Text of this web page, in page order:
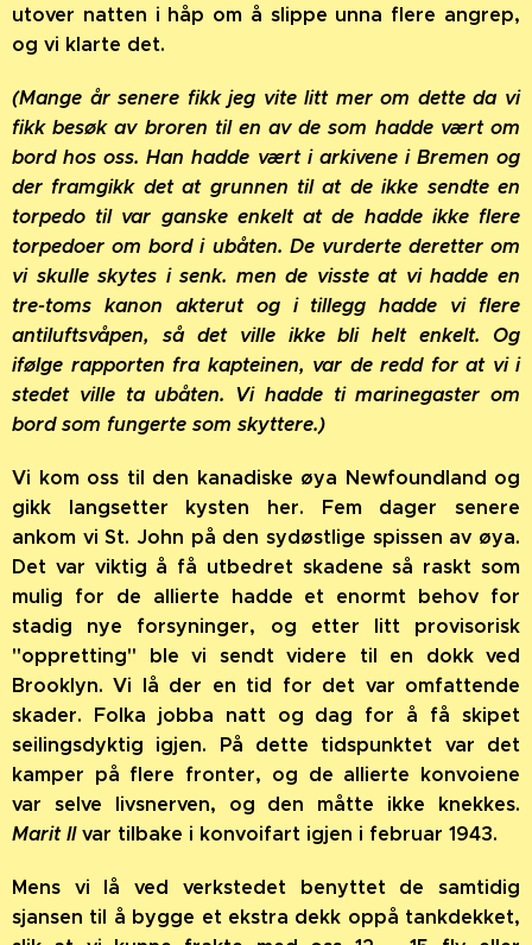
utover natten i håp om å slippe unna flere angrep,
og vi klarte det.
(Mange år senere fikk jeg vite litt mer om dette da vi
fikk besøk av broren til en av de som hadde vært om
bord hos oss. Han hadde vært i arkivene i Bremen og
der framgikk det at grunnen til at de ikke sendte en
torpedo til var ganske enkelt at de hadde ikke flere
torpedoer om bord i ubåten. De vurderte deretter om
vi skulle skytes i senk. men de visste at vi hadde en
tre-toms kanon akterut og i tillegg hadde vi flere
antiluftsvåpen, så det ville ikke bli helt enkelt. Og
ifølge rapporten fra kapteinen, var de redd for at vi i
stedet ville ta ubåten. Vi hadde ti marinegaster om
bord som fungerte som skyttere.)
Vi kom oss til den kanadiske øya Newfoundland og
gikk langsetter kysten her. Fem dager senere
ankom vi St. John på den sydøstlige spissen av øya.
Det var viktig å få utbedret skadene så raskt som
mulig for de allierte hadde et enormt behov for
stadig nye forsyninger, og etter litt provisorisk
"oppretting" ble vi sendt videre til en dokk ved
Brooklyn. Vi lå der en tid for det var omfattende
skader. Folka jobba natt og dag for å få skipet
seilingsdyktig igjen. På dette tidspunktet var det
kamper på flere fronter, og de allierte konvoiene
var selve livsnerven, og den måtte ikke knekkes.
Marit IIvar tilbake i konvoifart igjen i februar 1943.
Mens vi lå ved verkstedet benyttet de samtidig
sjansen til å bygge et ekstra dekk oppå tankdekket,